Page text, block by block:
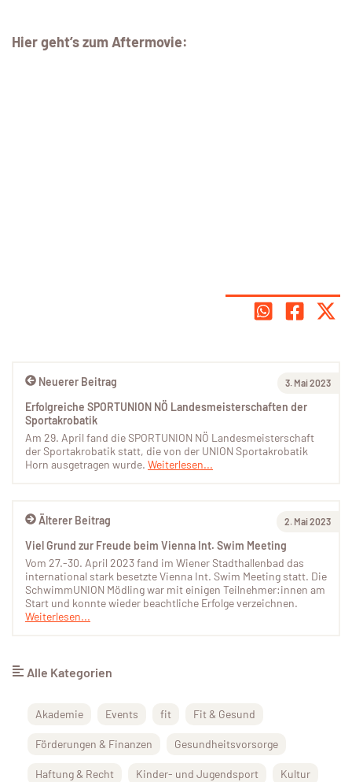
Hier geht’s zum Aftermovie:
Älterer Beitrag 2. Mai 2023
Viel Grund zur Freude beim Vienna Int. Swim Meeting
Vom 27.-30. April 2023 fand im Wiener Stadthallenbad das
international stark besetzte Vienna Int. Swim Meeting statt. Die
SchwimmUNION Mödling war mit einigen Teilnehmer:innen am
Start und konnte wieder beachtliche Erfolge verzeichnen.
Weiterlesen...
Neuerer Beitrag 3. Mai 2023
Erfolgreiche SPORTUNION NÖ Landesmeisterschaften der
Sportakrobatik
Am 29. April fand die SPORTUNION NÖ Landesmeisterschaft
der Sportakrobatik statt, die von der UNION Sportakrobatik
Horn ausgetragen wurde. Weiterlesen...
Alle Kategorien
Akademie Events fit Fit & Gesund
Förderungen & Finanzen Gesundheitsvorsorge
Haftung & Recht Kinder- und Jugendsport Kultur